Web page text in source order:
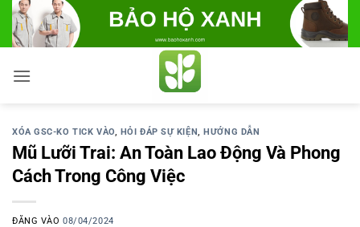
Bỏ
qua
nội
dung
XÓA GSC-KO TICK VÀO, HỎI ĐÁP SỰ KIỆN, HƯỚNG DẪN
Mũ Lưỡi Trai: An Toàn Lao Động Và Phong
Cách Trong Công Việc
ĐĂNG VÀO08/04/2024